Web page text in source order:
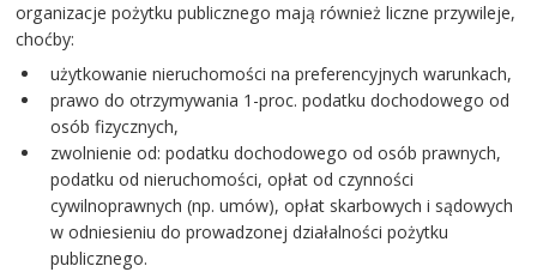
organizacje pożytku publicznego mają również liczne przywileje,
choćby:
użytkowanie nieruchomości na preferencyjnych warunkach,
prawo do otrzymywania 1-proc. podatku dochodowego od
osób fizycznych,
zwolnienie od: podatku dochodowego od osób prawnych,
podatku od nieruchomości, opłat od czynności
cywilnoprawnych (np. umów), opłat skarbowych i sądowych
w odniesieniu do prowadzonej działalności pożytku
publicznego.